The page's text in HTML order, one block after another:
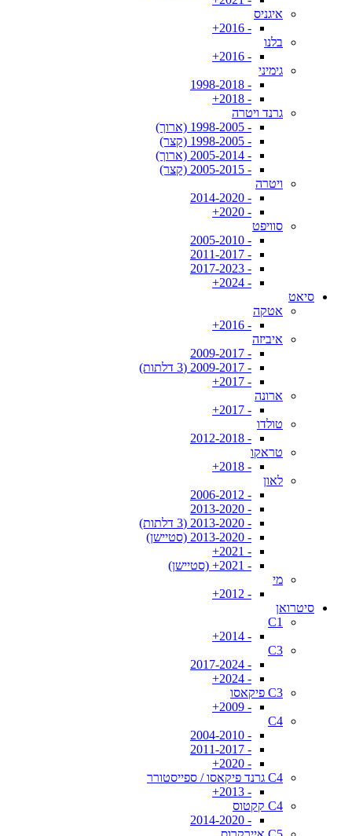
איגניס
- 2016+
בלנו
- 2016+
גימיני
- 1998-2018
- 2018+
גרנד ויטרה
- 1998-2005 (ארוך)
- 1998-2005 (קצר)
- 2005-2014 (ארוך)
- 2005-2015 (קצר)
ויטרה
- 2014-2020
- 2020+
סוויפט
- 2005-2010
- 2011-2017
- 2017-2023
- 2024+
סיאט
אטקה
- 2016+
איביזה
- 2009-2017
- 2009-2017 (3 דלתות)
- 2017+
ארונה
- 2017+
טולדו
- 2012-2018
טראקו
- 2018+
לאון
- 2006-2012
- 2013-2020
- 2013-2020 (3 דלתות)
- 2013-2020 (סטיישן)
- 2021+
- 2021+ (סטיישן)
מי
- 2012+
סיטרואן
C1
- 2014+
C3
- 2017-2024
- 2024+
C3 פיקאסו
- 2009+
C4
- 2004-2010
- 2011-2017
- 2020+
C4 גרנד פיקאסו / ספייסטורר
- 2013+
C4 קקטוס
- 2014-2020